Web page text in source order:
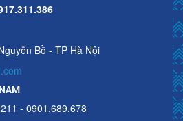
Bồ - TP Hà Nội
- 0901.689.678